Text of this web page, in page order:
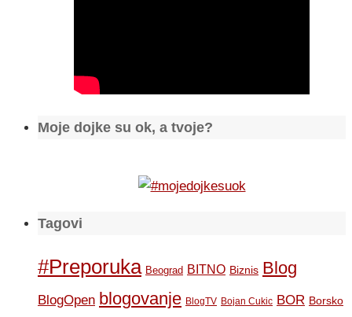
Moje dojke su ok, a tvoje?
Tagovi
#Preporuka Beograd BITNO Biznis Blog
BlogOpen blogovanje BlogTV Bojan Cukic BOR Borsko